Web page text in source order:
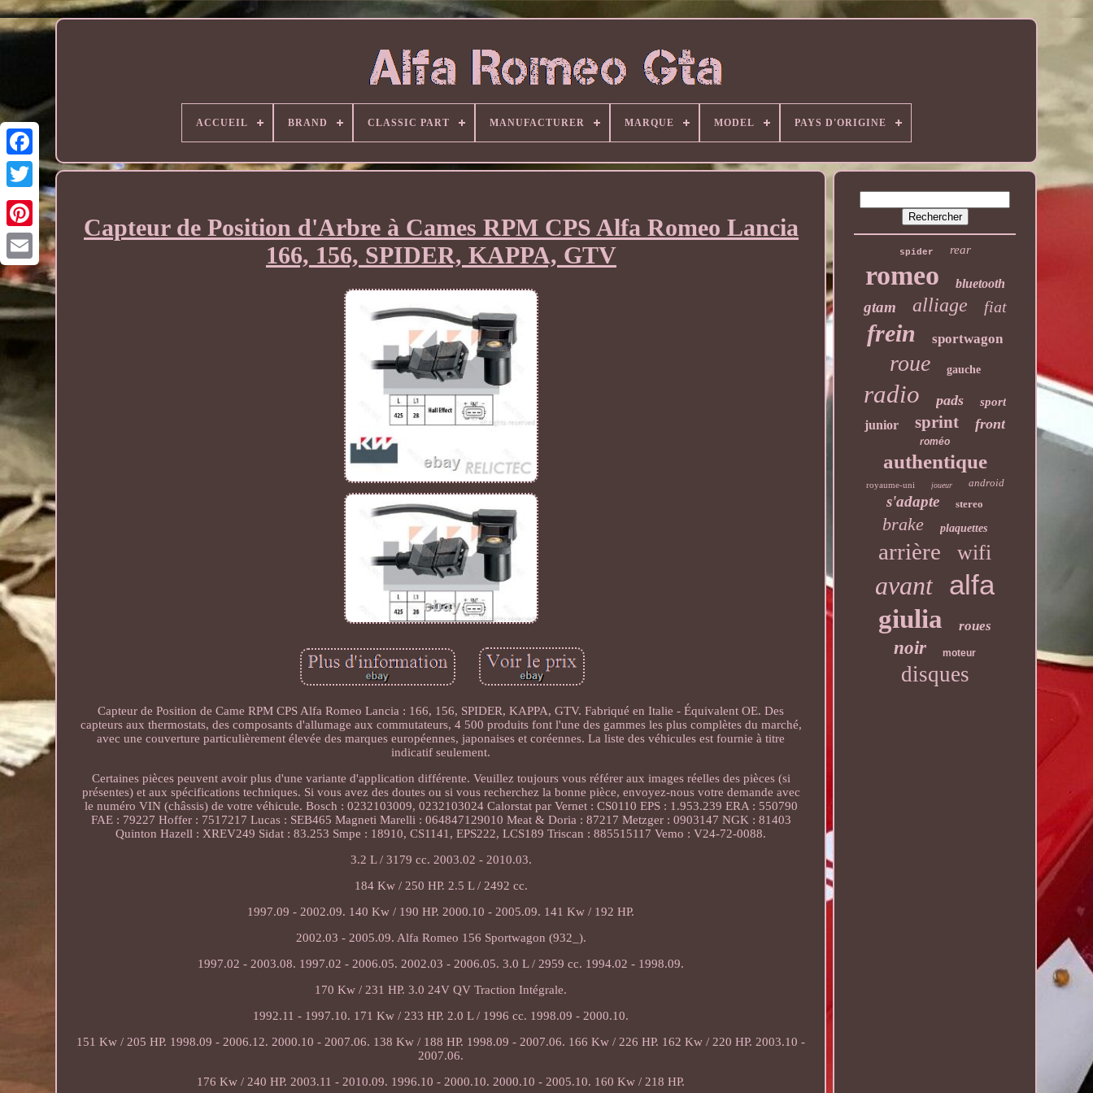
ACCUEIL BRAND CLASSIC PART MANUFACTURER MARQUE MODEL PAYS D'ORIGINE
Capteur de Position d'Arbre à Cames RPM CPS Alfa Romeo Lancia
166, 156, SPIDER, KAPPA, GTV
Capteur de Position de Came RPM CPS Alfa Romeo Lancia : 166, 156, SPIDER, KAPPA, GTV. Fabriqué en Italie - Équivalent OE. Des
capteurs aux thermostats, des composants d'allumage aux commutateurs, 4 500 produits font l'une des gammes les plus complètes du marché,
avec une couverture particulièrement élevée des marques européennes, japonaises et coréennes. La liste des véhicules est fournie à titre
indicatif seulement.
Certaines pièces peuvent avoir plus d'une variante d'application différente. Veuillez toujours vous référer aux images réelles des pièces (si
présentes) et aux spécifications techniques. Si vous avez des doutes ou si vous recherchez la bonne pièce, envoyez-nous votre demande avec
le numéro VIN (châssis) de votre véhicule. Bosch : 0232103009, 0232103024 Calorstat par Vernet : CS0110 EPS : 1.953.239 ERA : 550790
FAE : 79227 Hoffer : 7517217 Lucas : SEB465 Magneti Marelli : 064847129010 Meat & Doria : 87217 Metzger : 0903147 NGK : 81403
Quinton Hazell : XREV249 Sidat : 83.253 Smpe : 18910, CS1141, EPS222, LCS189 Triscan : 885515117 Vemo : V24-72-0088.
3.2 L / 3179 cc. 2003.02 - 2010.03.
184 Kw / 250 HP. 2.5 L / 2492 cc.
1997.09 - 2002.09. 140 Kw / 190 HP. 2000.10 - 2005.09. 141 Kw / 192 HP.
2002.03 - 2005.09. Alfa Romeo 156 Sportwagon (932_).
1997.02 - 2003.08. 1997.02 - 2006.05. 2002.03 - 2006.05. 3.0 L / 2959 cc. 1994.02 - 1998.09.
170 Kw / 231 HP. 3.0 24V QV Traction Intégrale.
1992.11 - 1997.10. 171 Kw / 233 HP. 2.0 L / 1996 cc. 1998.09 - 2000.10.
151 Kw / 205 HP. 1998.09 - 2006.12. 2000.10 - 2007.06. 138 Kw / 188 HP. 1998.09 - 2007.06. 166 Kw / 226 HP. 162 Kw / 220 HP. 2003.10 -
2007.06.
176 Kw / 240 HP. 2003.11 - 2010.09. 1996.10 - 2000.10. 2000.10 - 2005.10. 160 Kw / 218 HP.
spider rear
romeo bluetooth
gtam alliage fiat
frein sportwagon
roue gauche
radio pads sport
junior sprint front
roméo
authentique
royaume-uni joueur android
s'adapte stereo
brake plaquettes
arrière wifi
avant alfa
giulia roues
noir moteur
disques